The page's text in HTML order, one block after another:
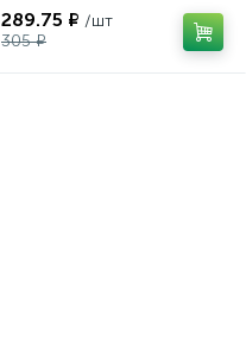
289.75 ₽ /шт
305 ₽